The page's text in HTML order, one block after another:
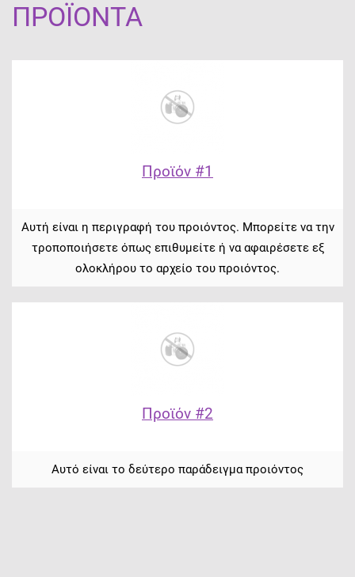
ΠΡΟΪΌΝΤΑ
Προϊόν #1
Αυτή είναι η περιγραφή του προιόντος. Μπορείτε να την
τροποποιήσετε όπως επιθυμείτε ή να αφαιρέσετε εξ
ολοκλήρου το αρχείο του προιόντος.
Προϊόν #2
Αυτό είναι το δεύτερο παράδειγμα προιόντος